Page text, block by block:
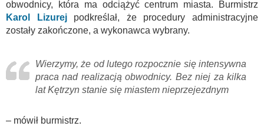
obwodnicy, która ma odciążyć centrum miasta. Burmistrz
Karol Lizurej
podkreślał, że procedury administracyjne
zostały zakończone, a wykonawca wybrany.
Wierzymy, że od lutego rozpocznie się intensywna
praca nad realizacją obwodnicy. Bez niej za kilka
lat Kętrzyn stanie się miastem nieprzejezdnym
– mówił burmistrz.